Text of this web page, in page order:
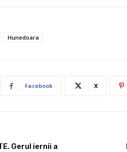
Hunedoara
Facebook X
Gerul iernii a